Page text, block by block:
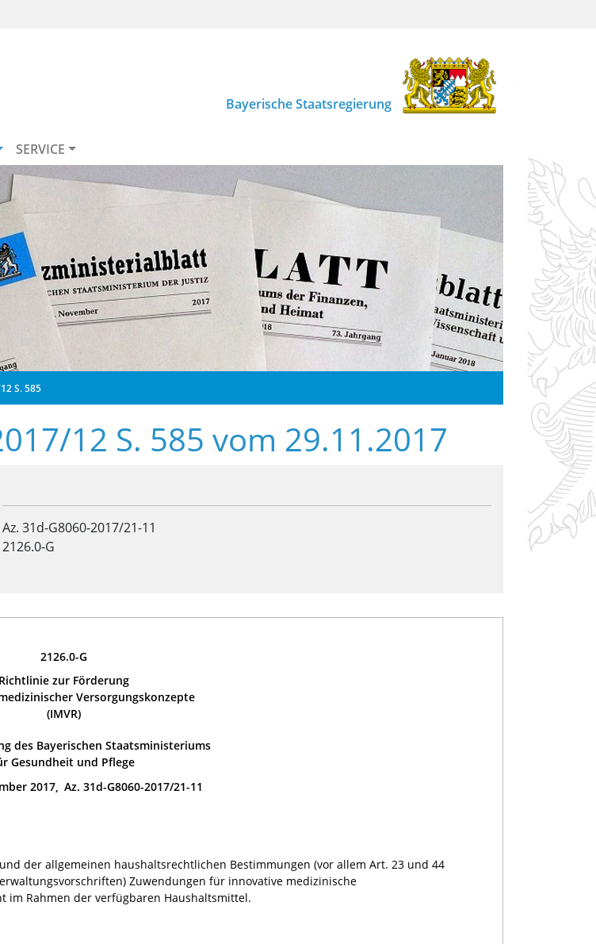
Bayerische Staatsregierung
SERVICE
S. 585
12 S. 585 vom 29.11.2017
Az. 31d-G8060-2017/21-11
2126.0-G
2126.0-G
Richtlinie zur Förderung
Versorgungskonzepte
(IMVR)
des Bayerischen Staatsministeriums
Gesundheit und Pflege
2017, Az. 31d-G8060-2017/21-11
der allgemeinen haushaltsrechtlichen Bestimmungen (vor allem Art. 23 und 44
Zuwendungen für innovative medizinische
im Rahmen der verfügbaren Haushaltsmittel.